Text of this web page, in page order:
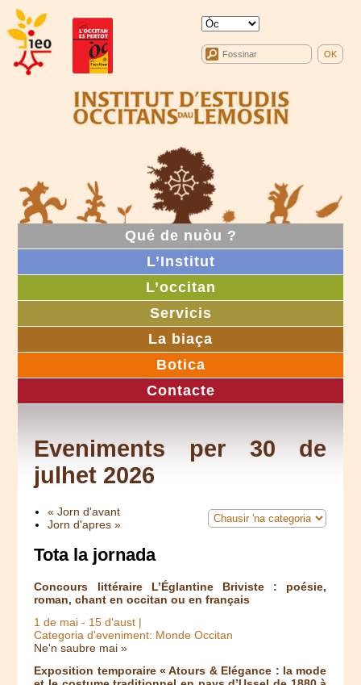
Qué de nuòu ?
L’Institut
L’occitan
Servicis
La biaça
Botica
Contacte
Eveniments per 30 de
julhet 2026
« Jorn d'avant
Jorn d'apres »
Tota la jornada
Concours littéraire L’Églantine Briviste : poésie,
roman, chant en occitan ou en français
1 de mai - 15 d'aust |
Categoria d'eveniment: Monde Occitan
Ne'n saubre mai »
Exposition temporaire « Atours & Elégance : la mode